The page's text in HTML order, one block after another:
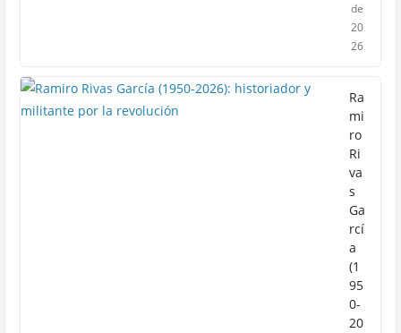
de
20
26
Ra
mi
ro
Ri
va
s
Ga
rcí
a
(1
95
0-
20